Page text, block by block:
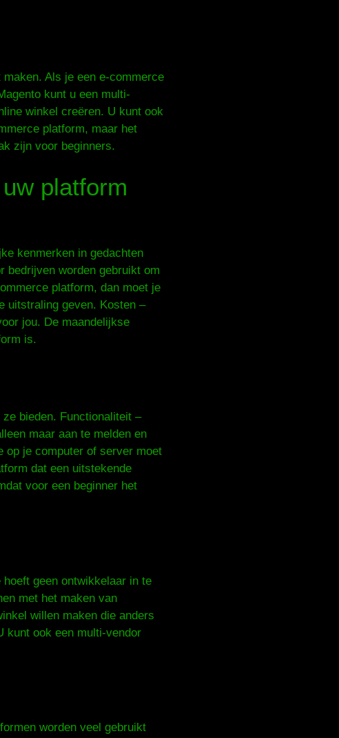
Als je een e-commerce
kunt u een multi-
winkel creëren. U kunt ook
platform, maar het
zijn voor beginners.
platform
kenmerken in gedachten
bedrijven worden gebruikt om
platform, dan moet je
uitstraling geven. Kosten –
jou. De maandelijkse
is.
bieden. Functionaliteit –
maar aan te melden en
op je computer of server moet
dat een uitstekende
voor een beginner het
geen ontwikkelaar in te
met het maken van
willen maken die anders
kunt ook een multi-vendor
worden veel gebruikt